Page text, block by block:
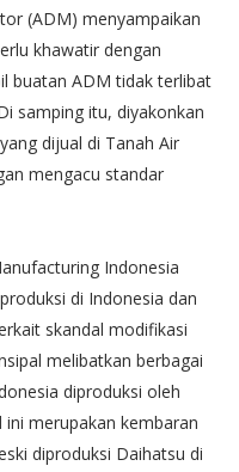
(ADM) menyampaikan
khawatir dengan
buatan ADM tidak terlibat
samping itu, diyakonkan
dijual di Tanah Air
mengacu standar
Indonesia
di Indonesia dan
skandal modifikasi
melibatkan berbagai
diproduksi oleh
merupakan kembaran
diproduksi Daihatsu di